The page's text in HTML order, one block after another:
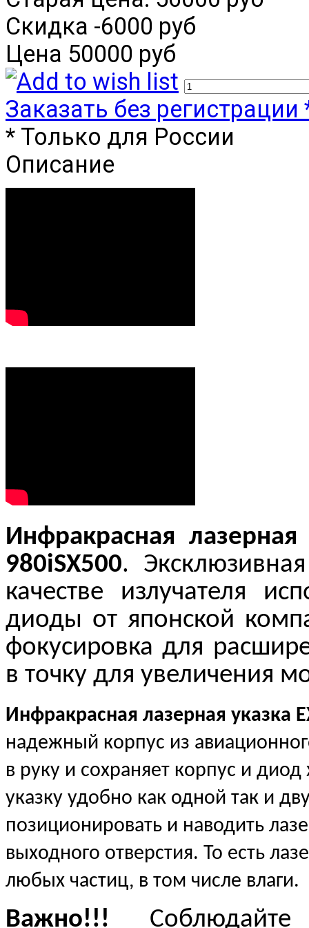
Скидка -6000 руб
Цена 50000 руб
Заказать без регистрации
* Только для России
Описание
Инфракрасная лазерная
980iSX500.
качестве излучателя
диоды от японской
фокусировка для
в точку для увеличения
Инфракрасная лазерная указка
надежный корпус из
в руку и сохраняет корпус и
указку удобно как одной так и
позиционировать и наводить
выходного отверстия. То есть
любых частиц, в том числе влаги.
Важно!!!